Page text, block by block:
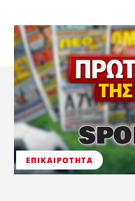
ΕΠΙΚΑΙΡΌΤΗΤΑ